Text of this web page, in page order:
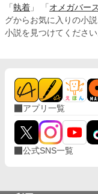
「 執着 」 「 オメガバース
グからお気に入りの小
小説を見つけてください
アプリ一覧
公式SNS一覧